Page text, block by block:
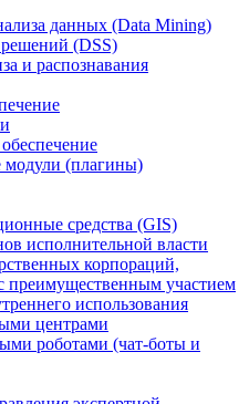
данных (Data Mining)
(DSS)
и распознавания
(плагины)
средства (GIS)
исполнительной власти
корпораций,
участием
использования
центрами
роботами (чат-боты и